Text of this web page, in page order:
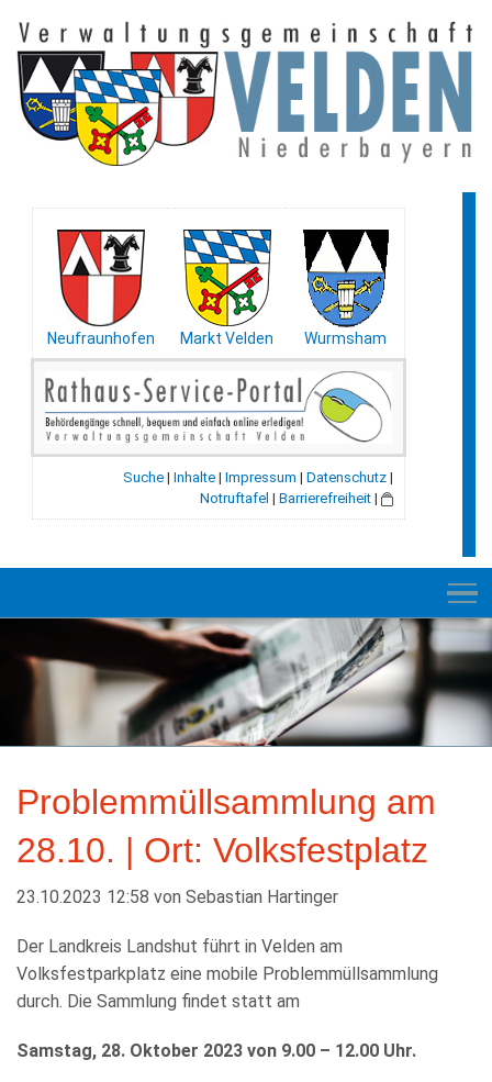
Neufraunhofen Markt Velden Wurmsham
Suche | Inhalte | Impressum | Datenschutz |
Notruftafel | Barrierefreiheit |
RATHAUS
E-VERWALTUNG
INFORMATION
BILDUNG + SOZIALES
KULTUR + FREIZEIT
WIRTSCHAFT
Problemmüllsammlung am
28.10. | Ort: Volksfestplatz
23.10.2023 12:58 von Sebastian Hartinger
Der Landkreis Landshut führt in Velden am
Volksfestparkplatz eine mobile Problemmüllsammlung
durch. Die Sammlung findet statt am
Samstag, 28. Oktober 2023 von 9.00 – 12.00 Uhr.